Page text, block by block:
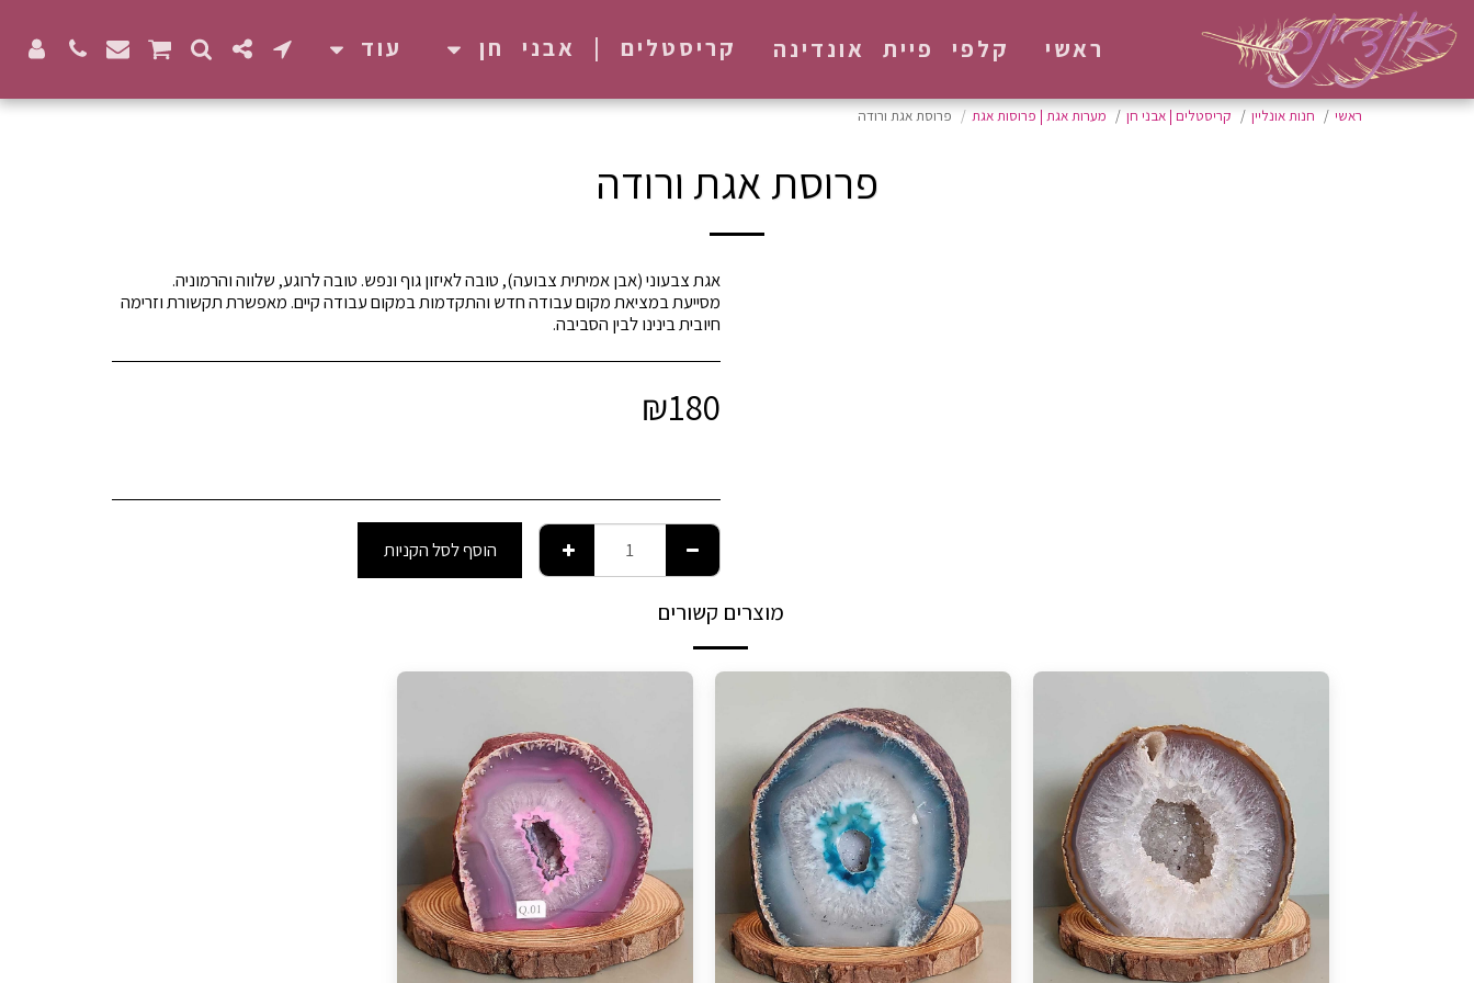
ראשי קלפי פיית אונדינה קריסטלים | אבני חן עוד
ראשי חנות אונליין קריסטלים | אבני חן מערות אגת | פרוסות אגת פרוסת אגת ורודה
פרוסת אגת ורודה
מסייעת במציאת מקום עבודה חדש והתקדמות במקום עבודה קיים. מאפשרת תקשורת וזרימה
חיובית בינינו לבין הסביבה.
₪180
הוסף לסל הקניות
מוצרים קשורים